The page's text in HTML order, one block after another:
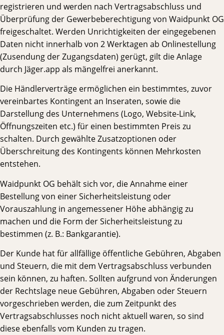
registrieren und werden nach Vertragsabschluss und
Überprüfung der Gewerbeberechtigung von Waidpunkt OG
freigeschaltet. Werden Unrichtigkeiten der eingegebenen
Daten nicht innerhalb von 2 Werktagen ab Onlinestellung
(Zusendung der Zugangsdaten) gerügt, gilt die Anlage
durch Jäger.app als mängelfrei anerkannt.
Die Händlerverträge ermöglichen ein bestimmtes, zuvor
vereinbartes Kontingent an Inseraten, sowie die
Darstellung des Unternehmens (Logo, Website-Link,
Öffnungszeiten etc.) für einen bestimmten Preis zu
schalten. Durch gewählte Zusatzoptionen oder
Überschreitung des Kontingents können Mehrkosten
entstehen.
Waidpunkt OG behält sich vor, die Annahme einer
Bestellung von einer Sicherheitsleistung oder
Vorauszahlung in angemessener Höhe abhängig zu
machen und die Form der Sicherheitsleistung zu
bestimmen (z. B.: Bankgarantie).
Der Kunde hat für allfällige öffentliche Gebühren, Abgaben
und Steuern, die mit dem Vertragsabschluss verbunden
sein können, zu haften. Sollten aufgrund von Änderungen
der Rechtslage neue Gebühren, Abgaben oder Steuern
vorgeschrieben werden, die zum Zeitpunkt des
Vertragsabschlusses noch nicht aktuell waren, so sind
diese ebenfalls vom Kunden zu tragen.